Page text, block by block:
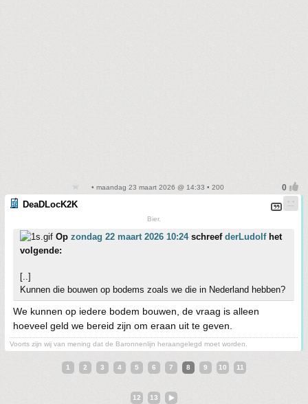
• maandag 23 maart 2026 @ 14:33 • 200
DeaDLocK2K
Bier.
Op zondag 22 maart 2026 10:24schreef derLudolfhet
volgende:
[..]
Kunnen die bouwen op bodems zoals we die in Nederland hebben?
We kunnen op iedere bodem bouwen, de vraag is alleen
hoeveel geld we bereid zijn om eraan uit te geven.
Voorts zijn wij van mening dat de Baronnenlijn heraangelegd moet worden.
1 2 3 4 5 6 7 8 9 10 11
12 13